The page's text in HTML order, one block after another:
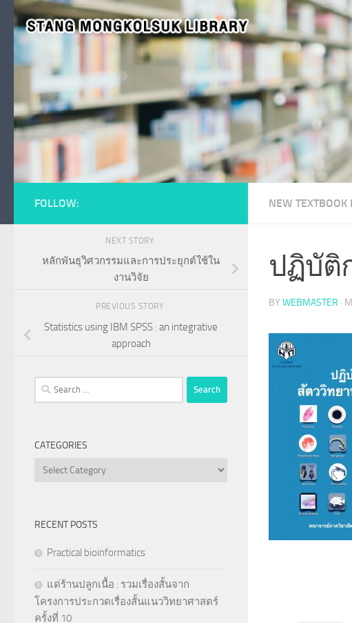
Skip to content
NEW TEXTBOOK
ปฏิบัติ
BY WEBMASTER ·
FOLLOW:
NEXT STORY
หลักพันธุวิศวกรรมและการประยุกต์ใช้ใน
งานวิจัย
PREVIOUS STORY
Statistics using IBM SPSS : an integrative
approach
Search
for:
CATEGORIES
Categories
RECENT POSTS
Practical bioinformatics
แด่ร้านปลูกเนื้อ : รวมเรื่องสั้นจาก
โครงการประกวดเรื่องสั้นแนววิทยาศาสตร์
ครั้งที่ 10